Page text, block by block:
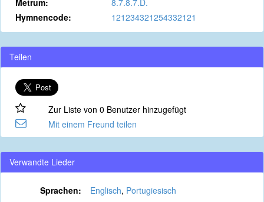
Metrum:
8.7.8.7.D.
Hymnencode:
121234321254332121
Teilen
Zur Liste von 0 Benutzer hinzugefügt
Mit einem Freund teilen
Verwandte Lieder
Sprachen: Englisch, Portugiesisch